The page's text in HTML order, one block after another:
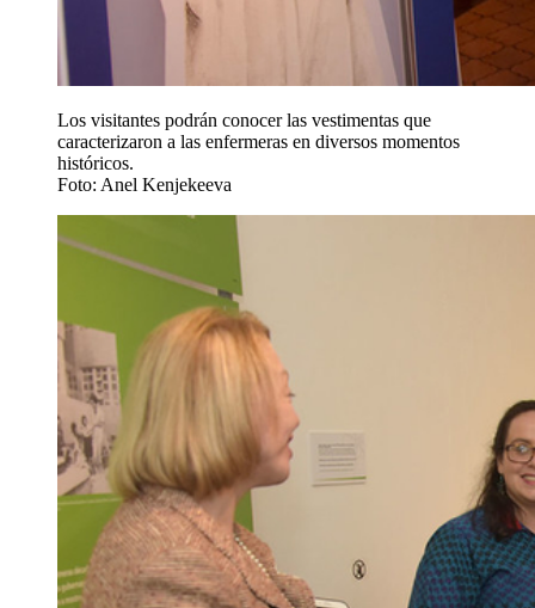
Los visitantes podrán conocer las vestimentas que
caracterizaron a las enfermeras en diversos momentos
históricos.
Foto: Anel Kenjekeeva